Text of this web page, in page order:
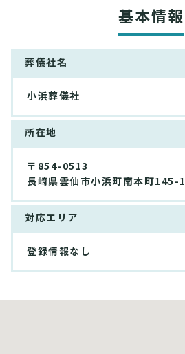
基本情報
葬儀社名
小浜葬儀社
所在地
〒854-0513
長崎県雲仙市小浜町南本町145-1
対応エリア
登録情報なし